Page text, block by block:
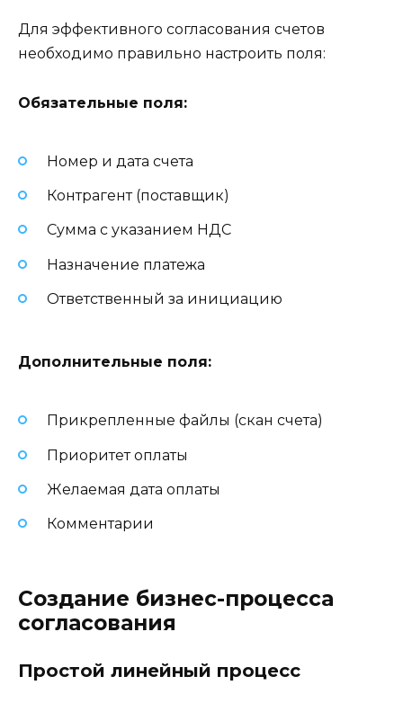
Для эффективного согласования счетов
необходимо правильно настроить поля:
Обязательные поля:
Номер и дата счета
Контрагент (поставщик)
Сумма с указанием НДС
Назначение платежа
Ответственный за инициацию
Дополнительные поля:
Прикрепленные файлы (скан счета)
Приоритет оплаты
Желаемая дата оплаты
Комментарии
Создание бизнес-процесса
согласования
Простой линейный процесс